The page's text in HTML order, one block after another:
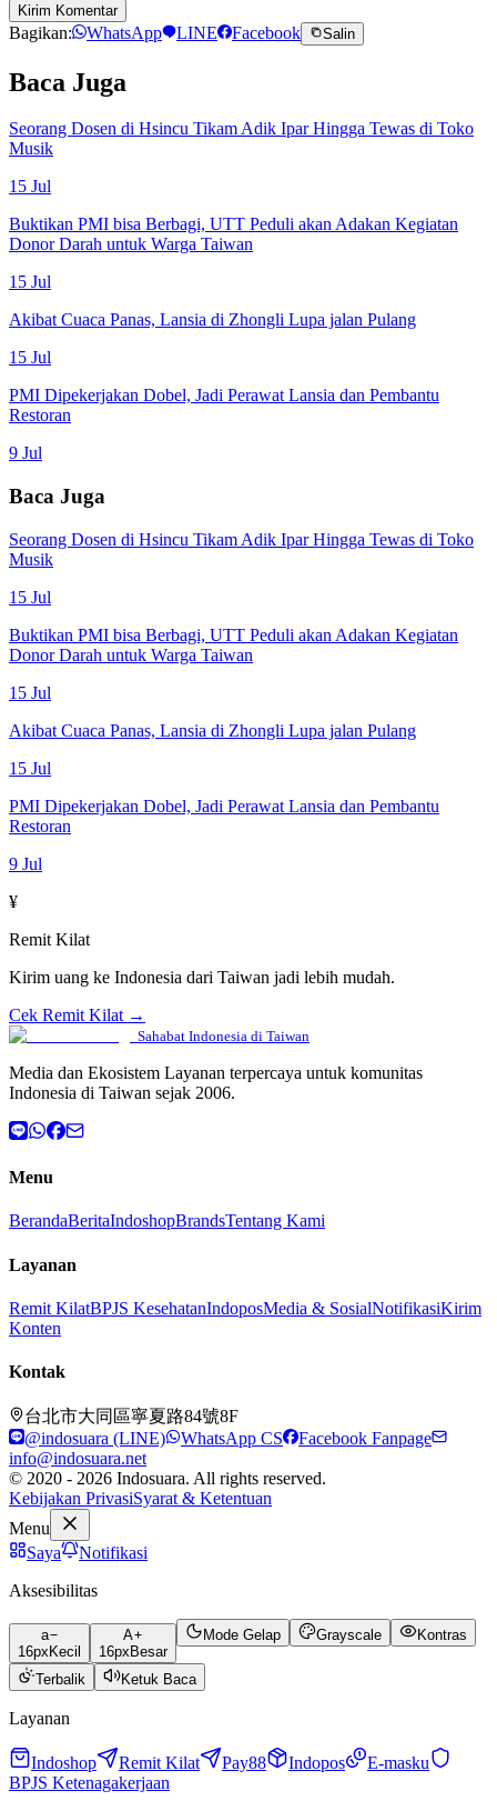
Kirim Komentar
Bagikan: WhatsApp LINE Facebook Salin
Baca Juga
Seorang Dosen di Hsincu Tikam Adik Ipar Hingga Tewas di Toko
Musik
15 Jul
Buktikan PMI bisa Berbagi, UTT Peduli akan Adakan Kegiatan
Donor Darah untuk Warga Taiwan
15 Jul
Akibat Cuaca Panas, Lansia di Zhongli Lupa jalan Pulang
15 Jul
PMI Dipekerjakan Dobel, Jadi Perawat Lansia dan Pembantu
Restoran
9 Jul
Baca Juga
Seorang Dosen di Hsincu Tikam Adik Ipar Hingga Tewas di Toko
Musik
15 Jul
Buktikan PMI bisa Berbagi, UTT Peduli akan Adakan Kegiatan
Donor Darah untuk Warga Taiwan
15 Jul
Akibat Cuaca Panas, Lansia di Zhongli Lupa jalan Pulang
15 Jul
PMI Dipekerjakan Dobel, Jadi Perawat Lansia dan Pembantu
Restoran
9 Jul
¥
Remit Kilat
Kirim uang ke Indonesia dari Taiwan jadi lebih mudah.
Cek Remit Kilat →
Sahabat Indonesia di Taiwan
Media dan Ekosistem Layanan terpercaya untuk komunitas
Indonesia di Taiwan sejak 2006.
Menu
BerandaBeritaIndoshopBrandsTentang Kami
Layanan
Remit KilatBPJS KesehatanIndoposMedia & SosialNotifikasiKirim
Konten
Kontak
台北市大同區寧夏路84號8F
@indosuara (LINE)
WhatsApp CS
Facebook Fanpage
info@indosuara.net
© 2020 - 2026 Indosuara. All rights reserved.
Kebijakan PrivasiSyarat & Ketentuan
Menu
Saya
Notifikasi
Aksesibilitas
a
16px Kecil
A
16px Besar
Mode Gelap Grayscale Kontras
Terbalik Ketuk Baca
Layanan
Indoshop Remit Kilat Pay88 Indopos
E-masku
BPJS Ketenagakerjaan